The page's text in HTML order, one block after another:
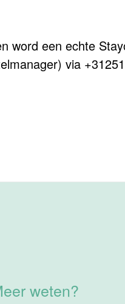
word een echte
via
weten?